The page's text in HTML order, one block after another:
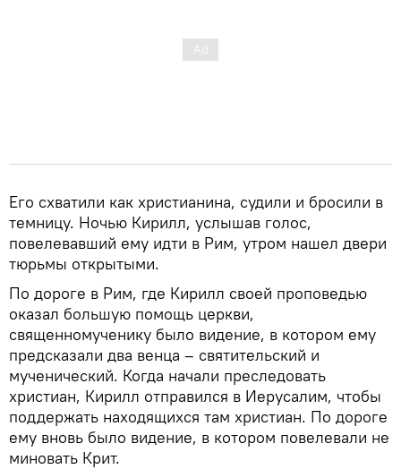
Его схватили как христианина, судили и бросили в
темницу. Ночью Кирилл, услышав голос,
повелевавший ему идти в Рим, утром нашел двери
тюрьмы открытыми.
По дороге в Рим, где Кирилл своей проповедью
оказал большую помощь церкви,
священномученику было видение, в котором ему
предсказали два венца – святительский и
мученический. Когда начали преследовать
христиан, Кирилл отправился в Иерусалим, чтобы
поддержать находящихся там христиан. По дороге
ему вновь было видение, в котором повелевали не
миновать Крит.